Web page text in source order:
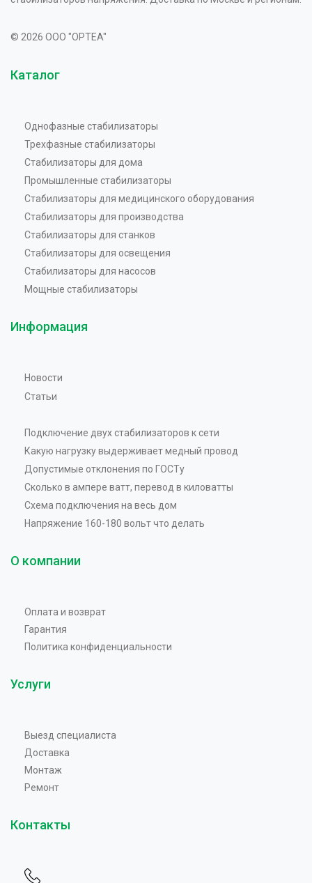
© 2026 OOO "OPTEA"
Каталог
Однофазные стабилизаторы
Трехфазные стабилизаторы
Стабилизаторы для дома
Промышленные стабилизаторы
Стабилизаторы для медицинского оборудования
Стабилизаторы для производства
Стабилизаторы для станков
Стабилизаторы для освещения
Стабилизаторы для насосов
Мощные стабилизаторы
Информация
Новости
Статьи
Подключение двух стабилизаторов к сети
Какую нагрузку выдерживает медный провод
Допустимые отклонения по ГОСТу
Сколько в ампере ватт, перевод в киловатты
Схема подключения на весь дом
Напряжение 160-180 вольт что делать
О компании
Оплата и возврат
Гарантия
Политика конфиденциальности
Услуги
Выезд специалиста
Доставка
Монтаж
Ремонт
Контакты